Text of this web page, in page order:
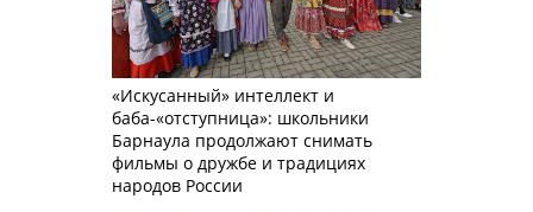
«Искусанный» интеллект и
баба-«отступница»: школьники
Барнаула продолжают снимать
фильмы о дружбе и традициях
народов России